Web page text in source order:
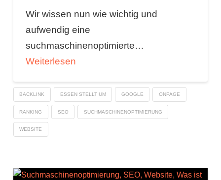
Wir wissen nun wie wichtig und
aufwendig eine
suchmaschinenoptimierte…
Weiterlesen
BACKLINK ESSEN STELLT UM GOOGLE ONPAGE
RANKING SEO SUCHMASCHINENOPTIMIERUNG
WEBSITE